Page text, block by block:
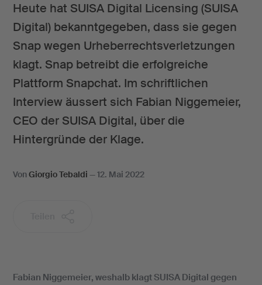
Heute hat SUISA Digital Licensing (SUISA
Digital) bekanntgegeben, dass sie gegen
Snap wegen Urheberrechtsverletzungen
klagt. Snap betreibt die erfolgreiche
Plattform Snapchat. Im schriftlichen
Interview äussert sich Fabian Niggemeier,
CEO der SUISA Digital, über die
Hintergründe der Klage.
VonGiorgio Tebaldi —12. Mai 2022
Fabian Niggemeier, weshalb klagt SUISA Digital gegen